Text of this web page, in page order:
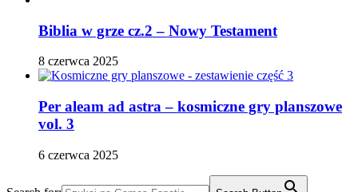
Biblia w grze cz.2 – Nowy Testament
8 czerwca 2025
Per aleam ad astra – kosmiczne gry planszowe
vol. 3
6 czerwca 2025